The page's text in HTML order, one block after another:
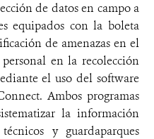
de datos en campo a
equipados con la boleta
de amenazas en el
en la recolección
el uso del software
Ambos programas
la información
y guardaparques